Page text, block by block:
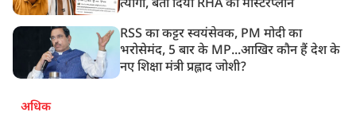
त्यागी, बता दिया RHA का मास्टरप्लान
RSS का कट्टर स्वयंसेवक, PM मोदी का
भरोसेमंद, 5 बार के MP...आखिर कौन हैं देश के
नए शिक्षा मंत्री प्रह्लाद जोशी?
अधिक